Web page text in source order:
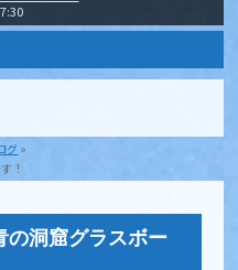
グ »
！
の洞窟グラスボー